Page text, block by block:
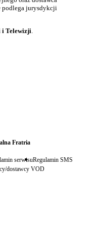
podlega jurysdykcji
i Telewizji
Fratria
serwisuRegulamin SMS
dostawcy VOD